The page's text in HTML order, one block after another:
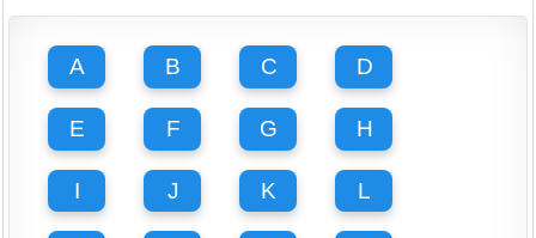
A B C D
E F G H
I J K L